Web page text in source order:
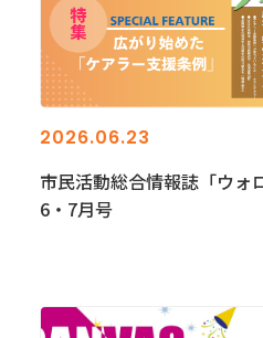
2026.06.23
市民活動総合情報誌「ウォ
6・7月号